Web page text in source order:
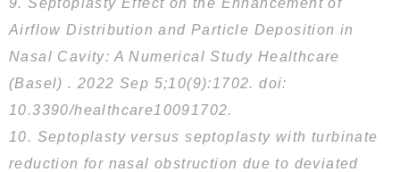
9. Septoplasty Effect on the Enhancement of
Airflow Distribution and Particle Deposition in
Nasal Cavity: A Numerical Study Healthcare
(Basel) . 2022 Sep 5;10(9):1702. doi:
10.3390/healthcare10091702.
10. Septoplasty versus septoplasty with turbinate
reduction for nasal obstruction due to deviated